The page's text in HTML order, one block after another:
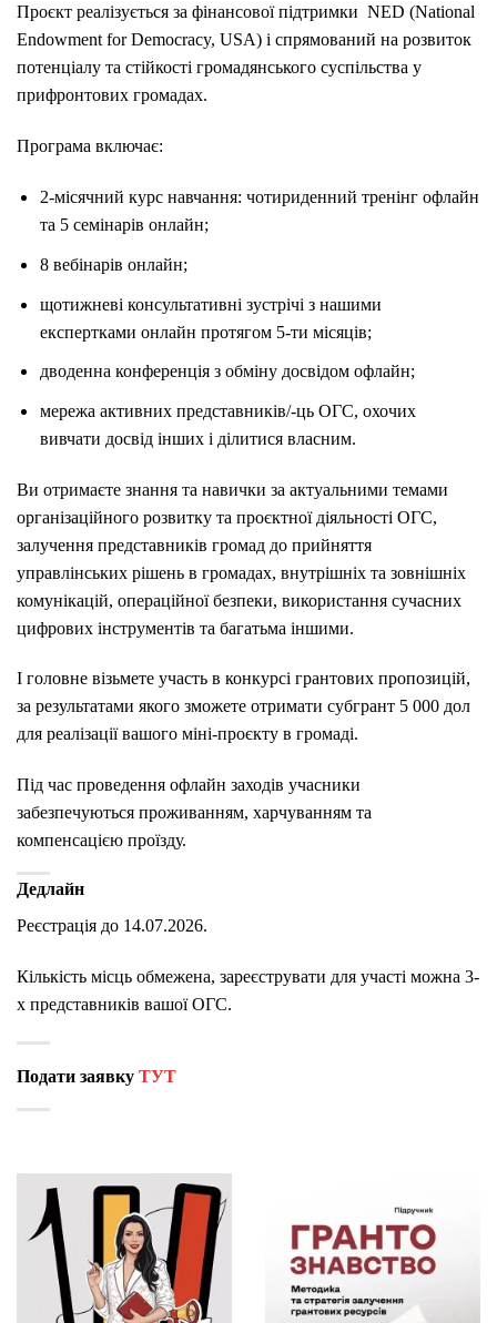
Проєкт реалізується за фінансової підтримки NED (National
Endowment for Democracy, USA) і спрямований на розвиток
потенціалу та стійкості громадянського суспільства у
прифронтових громадах.
Програма включає:
2-місячний курс навчання: чотириденний тренінг офлайн
та 5 семінарів онлайн;
8 вебінарів онлайн;
щотижневі консультативні зустрічі з нашими
експертками онлайн протягом 5-ти місяців;
дводенна конференція з обміну досвідом офлайн;
мережа активних представників/-ць ОГС, охочих
вивчати досвід інших і ділитися власним.
Ви отримаєте знання та навички за актуальними темами
організаційного розвитку та проєктної діяльності ОГС,
залучення представників громад до прийняття
управлінських рішень в громадах, внутрішніх та зовнішніх
комунікацій, операційної безпеки, використання сучасних
цифрових інструментів та багатьма іншими.
І головне візьмете участь в конкурсі грантових пропозицій,
за результатами якого зможете отримати субгрант 5 000 дол
для реалізації вашого міні-проєкту в громаді.
Під час проведення офлайн заходів учасники
забезпечуються проживанням, харчуванням та
компенсацією проїзду.
Дедлайн
Реєстрація до 14.07.2026.
Кількість місць обмежена, зареєструвати для участі можна 3-
х представників вашої ОГС.
Подати заявку ТУТ